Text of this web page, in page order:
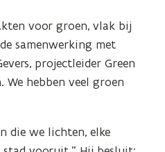
voor groen, vlak bij
samenwerking met
projectleider Green
We hebben veel groen
die we lichten, elke